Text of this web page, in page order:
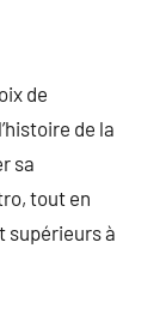
de
de la
sa
tout en
supérieurs à